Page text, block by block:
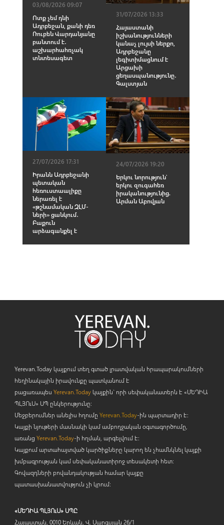
03/08/2026 09:07
Ոտք չեմ դնի
Ադրբեջան, քանի դեռ
Ռուբեն Վարդանյանը
բանտում է․
աշխարհահռչակ
տնտեսագետ
31/07/2026 13:33
Հայաստանի
իշխանությունների
կանաչ լույսի ներքո,
Ադրբեջանը
լեգիտիմացնում է
Արցախի
ցեղասպանությունը․
Գալստյան
27/07/2026 17:31
Իրանն Ադրբեջանի
պետական
հեռուստաալիքը
ներառել է
«թշնամական ԶԼՄ-
ների» ցանկում․
Բաքուն
արձագանքել է
24/07/2026 19:20
Երկու նորություն՝
երկու զուգահեռ
իրականությունից.
Արման Աբովյան
Yerevan.Today կայքում տեղ գտած լրատվական հրապարակումների
հեղինակային իրավունքը պատկանում է
բացառապես Yerevan.Todayկայքին` որի սեփականատերն է «ՄԵԴԻԱ
ՊԼՅՈւՍ» ՍՊ ընկերությունը։
Մեջբերումներ անելիս հղումը Yerevan.Today-ին պարտադիր է:
Կայքի նյութերի մասնակի կամ ամբողջական օգտագործումը,
առանց Yerevan.Today-ի հղման, արգելվում է:
Կայքում արտահայտված կարծիքները կարող են չհամնկնել կայքի
խմբագրության կամ սեփականատիրոջ տեսակետի հետ:
Գովազդների բովանդակության համար կայքը
պատասխանատվություն չի կրում:
«ՄԵԴԻԱ ՊԼՅՈւՍ» ՍՊԸ
Հայաստան, 0010 Երևան, Վ. Սարգսյան 26/1